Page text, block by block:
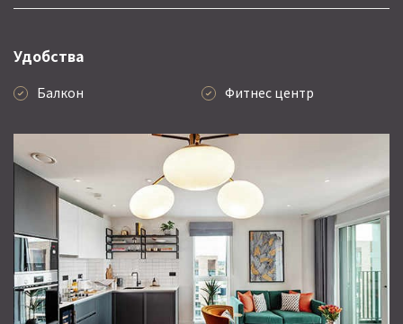
Удобства
Балкон Фитнес центр